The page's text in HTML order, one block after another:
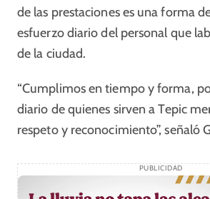
de las prestaciones es una forma
esfuerzo diario del personal que
de la ciudad.
“Cumplimos en tiempo y forma,
diario de quienes sirven a Tepic
respeto y reconocimiento”, señaló
PUBLICIDAD